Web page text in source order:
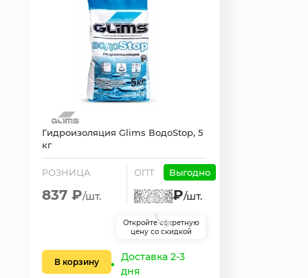
Гидроизоляция Glims ВодоStop, 5
кг
РОЗНИЦА
837 ₽/шт.
ОПТ Выгодно
₽/шт.
Откройте секретную
цену со скидкой
В корзину
Доставка 2-3
дня